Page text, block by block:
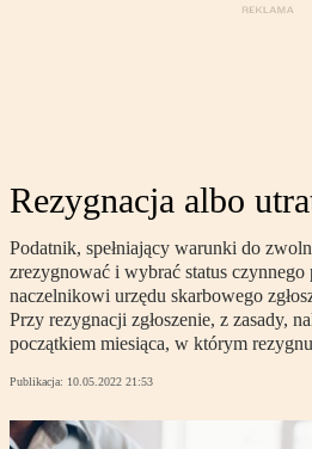
Rezygnacja albo
Podatnik, spełniający warunki do
zrezygnować i wybrać status czynnego
naczelnikowi urzędu skarbowego
Przy rezygnacji zgłoszenie, z zasady,
początkiem miesiąca, w którym
Publikacja: 10.05.2022 21:53